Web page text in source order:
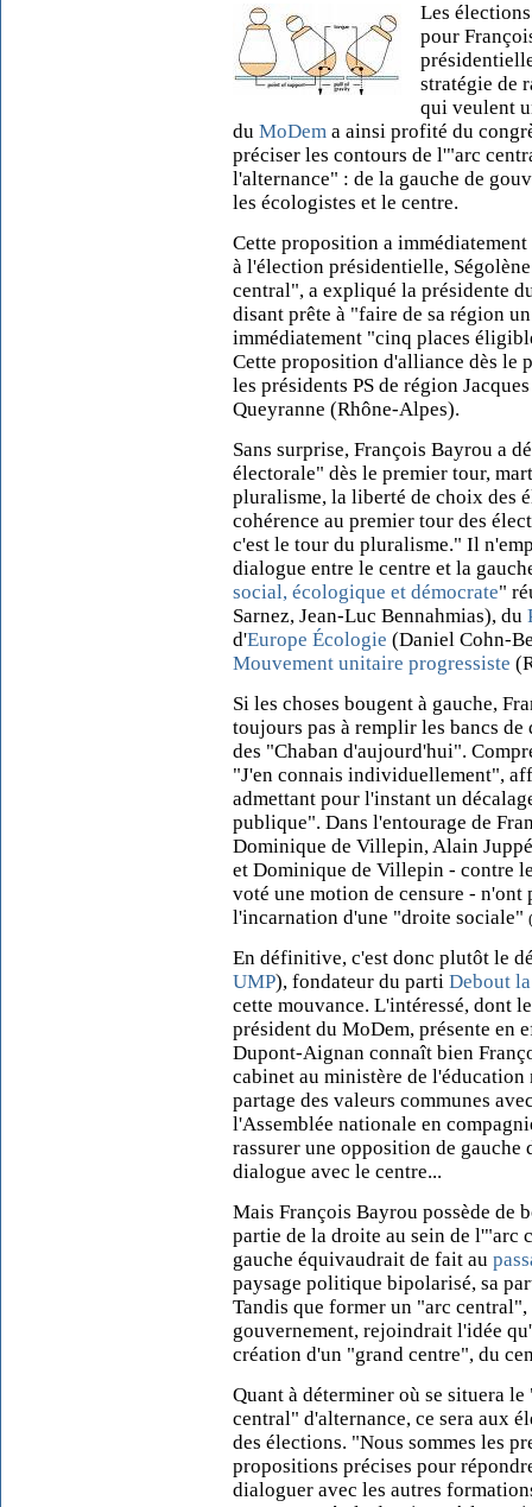
Les
pour
stratégie de
qui veulent
du MoDem a ainsi profité du
préciser les contours de l'"arc
l'alternance" : de la gauche de
les écologistes et le centre.
Cette proposition a
à l'élection présidentielle,
central", a expliqué la présidente
disant prête à "faire de sa région
immédiatement "cinq places
Cette proposition d'alliance dès le
les présidents PS de région
Queyranne (Rhône-Alpes).
Sans surprise, François Bayrou a
électorale" dès le premier tour,
pluralisme, la liberté de choix des
cohérence au premier tour des
c'est le tour du pluralisme." Il
dialogue entre le centre et la
social, écologique et démocrate"
Sarnez, Jean-Luc Bennahmias), du
d'Europe Écologie (Daniel Cohn-
Mouvement unitaire progressiste
Si les choses bougent à gauche,
toujours pas à remplir les bancs
des "Chaban d'aujourd'hui".
"J'en connais individuellement",
admettant pour l'instant un
publique". Dans l'entourage de
Dominique de Villepin, Alain
et Dominique de Villepin - contre
voté une motion de censure -
l'incarnation d'une "droite sociale"
En définitive, c'est donc plutôt le
UMP), fondateur du parti Debout
cette mouvance. L'intéressé, dont
président du MoDem, présente en
Dupont-Aignan connaît bien
cabinet au ministère de
partage des valeurs communes
l'Assemblée nationale en
rassurer une opposition de
dialogue avec le centre...
Mais François Bayrou possède de
partie de la droite au sein de l'"arc
gauche équivaudrait de fait au
paysage politique bipolarisé, sa
Tandis que former un "arc
gouvernement, rejoindrait l'idée
création d'un "grand centre", du
Quant à déterminer où se situera
central" d'alternance, ce sera aux
des élections. "Nous sommes les
propositions précises pour
dialoguer avec les autres